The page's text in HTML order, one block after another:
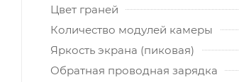
Цвет граней
Количество модулей камеры
Яркость экрана (пиковая)
Обратная проводная зарядка